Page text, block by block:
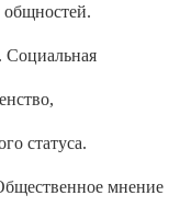
Социальная
статуса.
мнение